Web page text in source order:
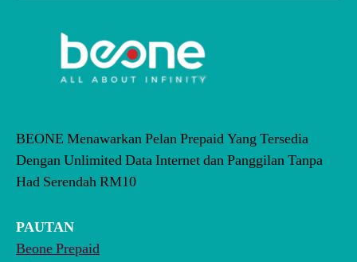
BEONE Menawarkan Pelan Prepaid Yang Tersedia
Dengan Unlimited Data Internet dan Panggilan Tanpa
Had Serendah RM10
PAUTAN
Beone Prepaid